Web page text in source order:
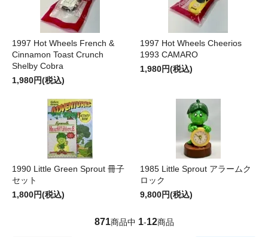
1997 Hot Wheels French &
Cinnamon Toast Crunch
Shelby Cobra
1,980円(税込)
1997 Hot Wheels Cheerios
1993 CAMARO
1,980円(税込)
1990 Little Green Sprout 冊子
セット
1,800円(税込)
1985 Little Sprout アラームク
ロック
9,800円(税込)
871商品中 1-12商品